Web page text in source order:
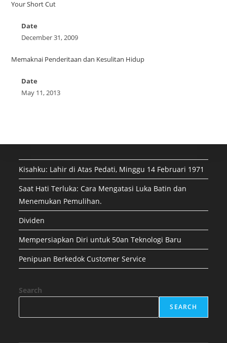
Your Short Cut
Date
December 31, 2009
Memaknai Penderitaan dan Kesulitan Hidup
Date
May 11, 2013
Kisahku: Lahir di Atas Pedati, Minggu 14 Februari 1971
Saat Hati Terluka: Cara Mengatasi Luka Batin dan
Menemukan Pemulihan.
Dividen
Mempersiapkan Diri untuk 50an Teknologi Baru
Penipuan Berkedok Customer Service
Search
SEARCH